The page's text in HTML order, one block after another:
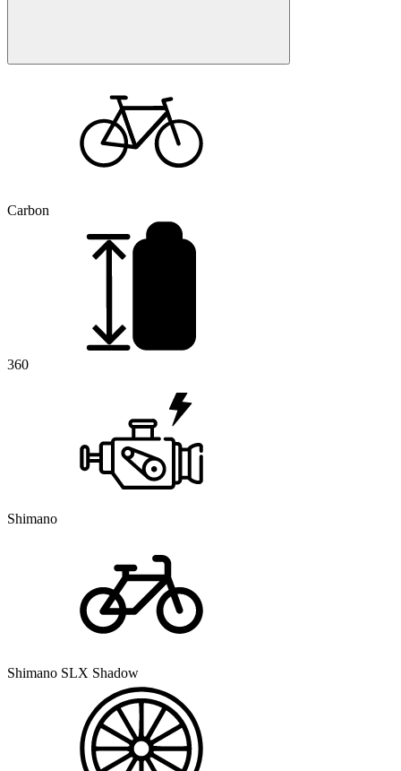
Carbon
360
Shimano
Shimano SLX Shadow